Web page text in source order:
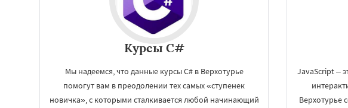
Курсы C#
Мы надеемся, что данные курсы C# в Верхотурье
помогут вам в преодолении тех самых «ступенек
новичка», с которыми сталкивается любой начинающий
JavaScript –
Верхотурье